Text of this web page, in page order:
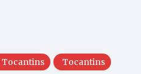
Tocantins Tocantins